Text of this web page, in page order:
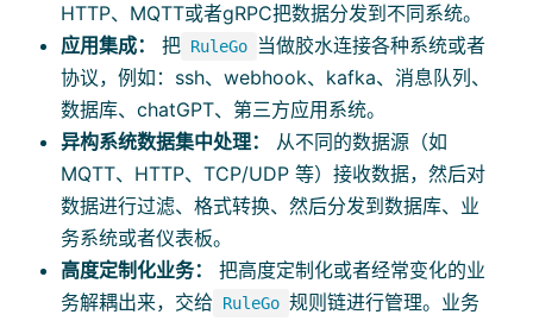
HTTP、MQTT或者gRPC把数据分发到不同系统。
应用集成：
把 RuleGo
当做胶水连接各种系统或者
协议，例如：ssh、webhook、kafka、消息队列、
数据库、chatGPT、第三方应用系统。
异构系统数据集中处理：
从不同的数据源（如
MQTT、HTTP、TCP/UDP 等）接收数据，然后对
数据进行过滤、格式转换、然后分发到数据库、业
务系统或者仪表板。
高度定制化业务：
把高度定制化或者经常变化的业
务解耦出来，交给
RuleGo 规则链进行管理。业务